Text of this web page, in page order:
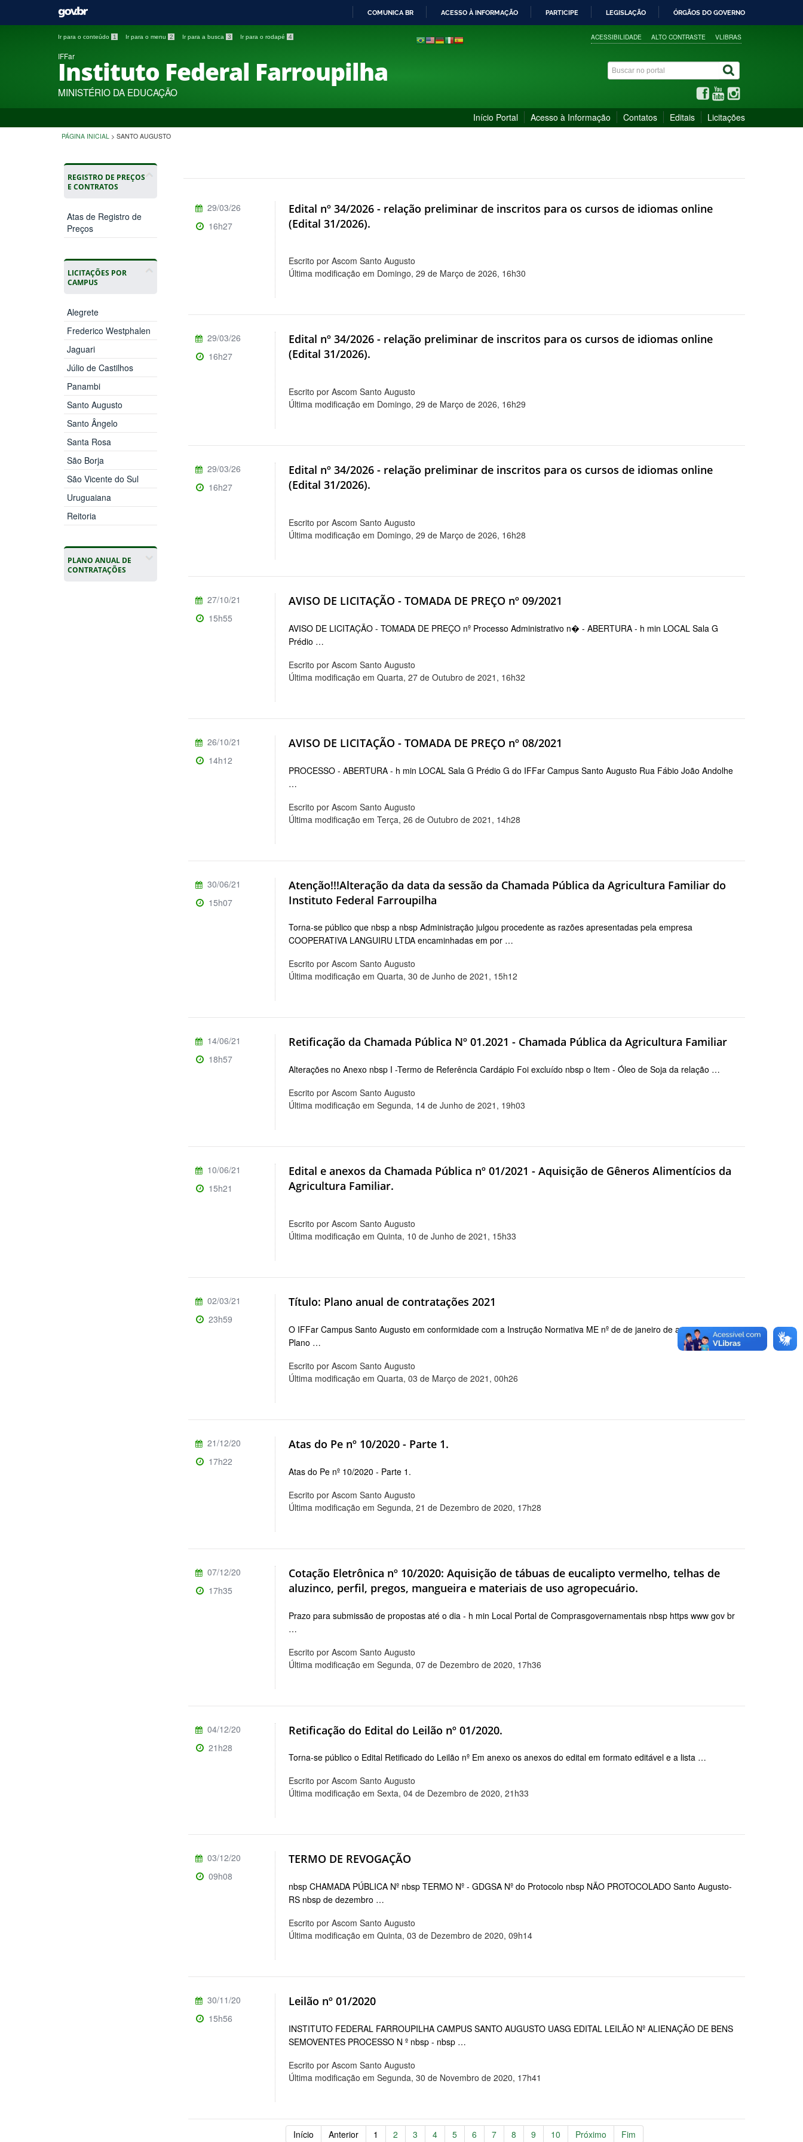
PARA
COMUNICA BR ACESSO À INFORMAÇÃO PARTICIPE LEGISLAÇÃO ÓRGÃOS DO GOVERNO
Ir para o conteúdo 1 Ir para o menu 2 Ir para a busca 3 Ir para o rodapé 4 ACESSIBILIDADE ALTO CONTRASTE VLIBRAS
IFFar
Instituto Federal Farroupilha
MINISTÉRIO DA EDUCAÇÃO
Início Portal Acesso à Informação Contatos Editais Licitações
PÁGINA INICIAL > SANTO AUGUSTO
REGISTRO DE PREÇOS
E CONTRATOS
Atas de Registro de
Preços
LICITAÇÕES POR
CAMPUS
Alegrete
Frederico Westphalen
Jaguari
Júlio de Castilhos
Panambi
Santo Augusto
Santo Ângelo
Santa Rosa
São Borja
São Vicente do Sul
Uruguaiana
Reitoria
PLANO ANUAL DE
CONTRATAÇÕES
Edital nº 34/2026 - relação preliminar de inscritos para os cursos de idiomas online
(Edital 31/2026).
Escrito por Ascom Santo Augusto
Última modificação em Domingo, 29 de Março de 2026, 16h30
29/03/26
16h27
Edital nº 34/2026 - relação preliminar de inscritos para os cursos de idiomas online
(Edital 31/2026).
Escrito por Ascom Santo Augusto
Última modificação em Domingo, 29 de Março de 2026, 16h29
29/03/26
16h27
Edital nº 34/2026 - relação preliminar de inscritos para os cursos de idiomas online
(Edital 31/2026).
Escrito por Ascom Santo Augusto
Última modificação em Domingo, 29 de Março de 2026, 16h28
29/03/26
16h27
AVISO DE LICITAÇÃO - TOMADA DE PREÇO nº 09/2021
AVISO DE LICITAÇÃO - TOMADA DE PREÇO nº Processo Administrativo n� - ABERTURA - h min LOCAL Sala G
Prédio …
Escrito por Ascom Santo Augusto
Última modificação em Quarta, 27 de Outubro de 2021, 16h32
27/10/21
15h55
AVISO DE LICITAÇÃO - TOMADA DE PREÇO nº 08/2021
PROCESSO - ABERTURA - h min LOCAL Sala G Prédio G do IFFar Campus Santo Augusto Rua Fábio João Andolhe
…
Escrito por Ascom Santo Augusto
Última modificação em Terça, 26 de Outubro de 2021, 14h28
26/10/21
14h12
Atenção!!!Alteração da data da sessão da Chamada Pública da Agricultura Familiar do
Instituto Federal Farroupilha
Torna-se público que nbsp a nbsp Administração julgou procedente as razões apresentadas pela empresa
COOPERATIVA LANGUIRU LTDA encaminhadas em por …
Escrito por Ascom Santo Augusto
Última modificação em Quarta, 30 de Junho de 2021, 15h12
30/06/21
15h07
Retificação da Chamada Pública Nº 01.2021 - Chamada Pública da Agricultura Familiar
Alterações no Anexo nbsp I -Termo de Referência Cardápio Foi excluído nbsp o Item - Óleo de Soja da relação …
Escrito por Ascom Santo Augusto
Última modificação em Segunda, 14 de Junho de 2021, 19h03
14/06/21
18h57
Edital e anexos da Chamada Pública nº 01/2021 - Aquisição de Gêneros Alimentícios da
Agricultura Familiar.
Escrito por Ascom Santo Augusto
Última modificação em Quinta, 10 de Junho de 2021, 15h33
10/06/21
15h21
Título: Plano anual de contratações 2021
O IFFar Campus Santo Augusto em conformidade com a Instrução Normativa ME nº de de janeiro de apresenta o
Plano …
Escrito por Ascom Santo Augusto
Última modificação em Quarta, 03 de Março de 2021, 00h26
02/03/21
23h59
Atas do Pe nº 10/2020 - Parte 1.
Atas do Pe nº 10/2020 - Parte 1.
Escrito por Ascom Santo Augusto
Última modificação em Segunda, 21 de Dezembro de 2020, 17h28
21/12/20
17h22
Cotação Eletrônica nº 10/2020: Aquisição de tábuas de eucalipto vermelho, telhas de
aluzinco, perfil, pregos, mangueira e materiais de uso agropecuário.
Prazo para submissão de propostas até o dia - h min Local Portal de Comprasgovernamentais nbsp https www gov br
…
Escrito por Ascom Santo Augusto
Última modificação em Segunda, 07 de Dezembro de 2020, 17h36
07/12/20
17h35
Retificação do Edital do Leilão nº 01/2020.
Torna-se público o Edital Retificado do Leilão nº Em anexo os anexos do edital em formato editável e a lista …
Escrito por Ascom Santo Augusto
Última modificação em Sexta, 04 de Dezembro de 2020, 21h33
04/12/20
21h28
TERMO DE REVOGAÇÃO
nbsp CHAMADA PÚBLICA Nº nbsp TERMO Nº - GDGSA Nº do Protocolo nbsp NÃO PROTOCOLADO Santo Augusto-
RS nbsp de dezembro …
Escrito por Ascom Santo Augusto
Última modificação em Quinta, 03 de Dezembro de 2020, 09h14
03/12/20
09h08
Leilão nº 01/2020
INSTITUTO FEDERAL FARROUPILHA CAMPUS SANTO AUGUSTO UASG EDITAL LEILÃO Nº ALIENAÇÃO DE BENS
SEMOVENTES PROCESSO N º nbsp - nbsp …
Escrito por Ascom Santo Augusto
Última modificação em Segunda, 30 de Novembro de 2020, 17h41
30/11/20
15h56
Início Anterior 1 2 3 4 5 6 7 8 9 10 Próximo Fim